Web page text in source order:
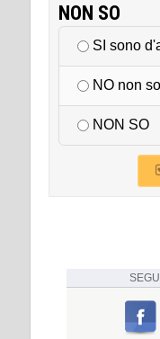
NON SO
SI sono
NO non
NON SO